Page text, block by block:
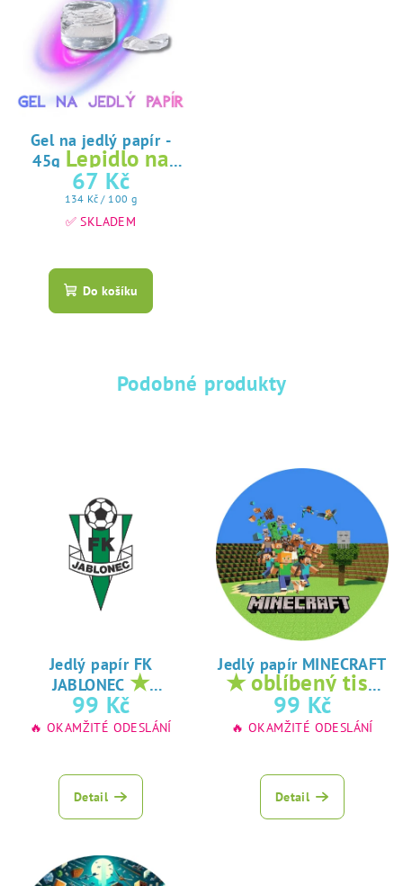
Gel na jedlý papír -
45g Lepidlo na
jedlý papír
67 Kč
Měrná
cena:
134 Kč / 100 g
✅ SKLADEM
hodnocení
produktu
hvězdiček.
Do košíku
Podobné produkty
Jedlý papír FK
JABLONEC ★
oblíbený tisk na
jedlý papír
99 Kč
🔥 OKAMŽITÉ ODESLÁNÍ
Detail
Jedlý papír MINECRAFT
★ oblíbený tisk
na jedlý papír
99 Kč
🔥 OKAMŽITÉ ODESLÁNÍ
Detail